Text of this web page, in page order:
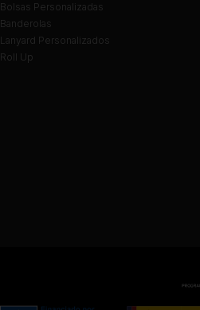
Bolsas Personalizadas
Banderolas
Lanyard Personalizados
Roll Up